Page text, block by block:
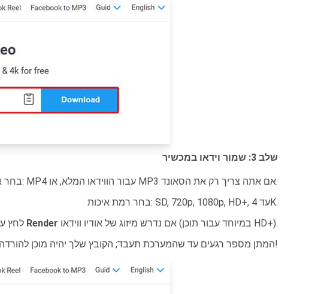
שלב 3: שמור וידאו במכשיר
בחר את סוג הקובץ המועדף עליך: MP4 עבור הווידאו המלא, או MP3 אם אתה צריך רק את הסאונד.
בחר רמת איכות: SD, 720p, 1080p, HD+, עד 4K.
Render
אם נדרש מיזוג של אודיו ווידאו (במיוחד עבור תוכן HD+).
המתן מספר רגעים עד שהמערכת תעבד; הקובץ שלך יהיה מוכן להורדה!